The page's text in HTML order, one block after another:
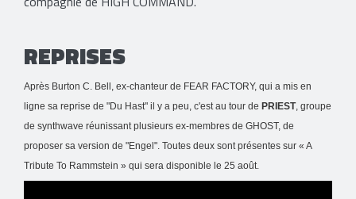
REPRISES
Après Burton C. Bell, ex-chanteur de FEAR FACTORY, qui a mis en
ligne sa reprise de "Du Hast" il y a peu, c'est au tour de PRIEST, groupe
de synthwave réunissant plusieurs ex-membres de GHOST, de
proposer sa version de "Engel". Toutes deux sont présentes sur « A
Tribute To Rammstein » qui sera disponible le 25 août.